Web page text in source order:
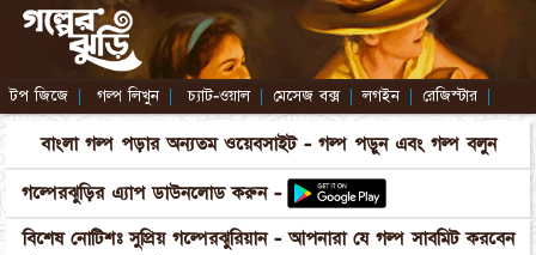
টপ জিজে | গল্প লিখুন | চ্যাট-ওয়াল | মেসেজ বক্স | লগইন | রেজিস্টার |
বাংলা গল্প পড়ার অন্যতম ওয়েবসাইট - গল্প পড়ুন এবং গল্প বলুন
গল্পেরঝুড়ির এ্যাপ ডাউনলোড করুন -
বিশেষ নোটিশঃ সুপ্রিয় গল্পেরঝুরিয়ান - আপনারা যে গল্প সাবমিট করবেন